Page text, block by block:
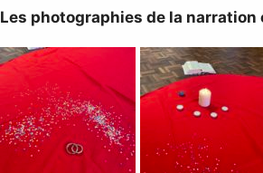
Les photographies de la narration